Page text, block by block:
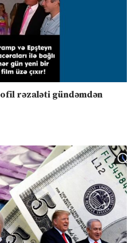
rəzaləti gündəmdən